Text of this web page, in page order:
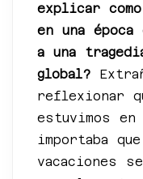
explicar
en una
a una
global?
reflexionar
estuvimos en
importaba
vacaciones se